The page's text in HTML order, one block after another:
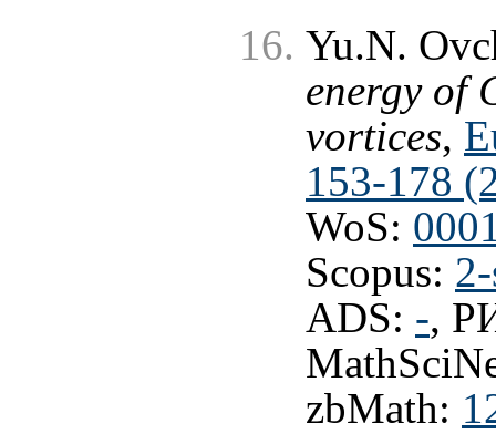
Yu.N.
energy of
vortices,
153-178
WoS:
Scopus:
ADS: -,
zbMath: